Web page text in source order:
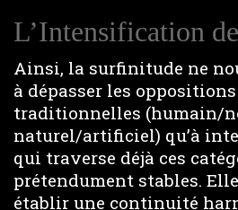
L’Intensification
Ainsi, la surfinitude ne
à dépasser les
traditionnelles (humain/
naturel/artificiel) qu’à
qui traverse déjà ces
prétendument stables.
établir une continuité